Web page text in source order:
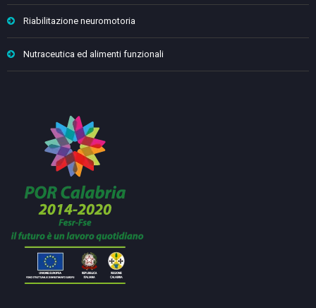
Riabilitazione neuromotoria
Nutraceutica ed alimenti funzionali